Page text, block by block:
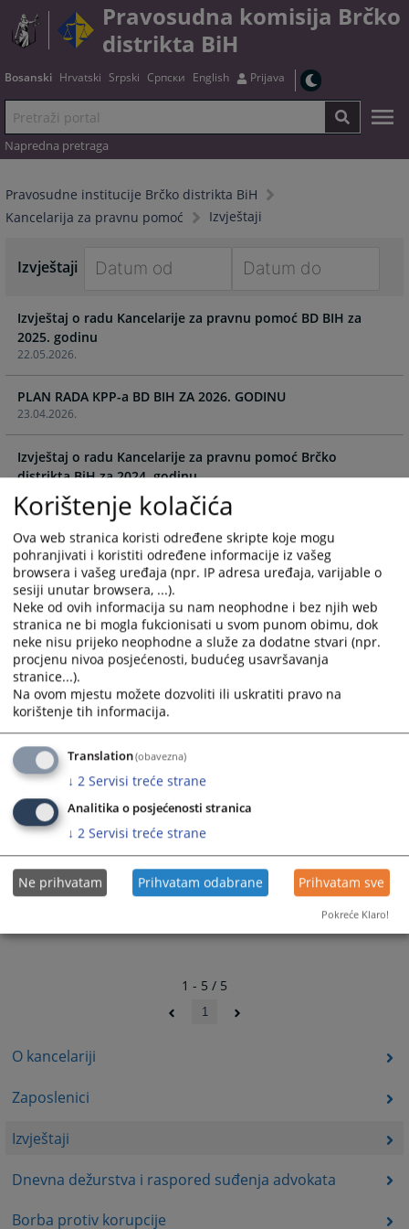
Pravosudna komisija Brčko
distrikta BiH
Bosanski Hrvatski Srpski Српски English Prijava
Napredna pretraga
Pravosudne institucije Brčko distrikta BiH
Kancelarija za pravnu pomoć
Izvještaji
O kancelariji
Zaposlenici
Izvještaji
Dnevna dežurstva i raspored suđenja advokata
Borba protiv korupcije
Izvještaji
forward
to
with
the
and
select
a
date.
Press
the
question
mark
key
to
get
the
shortcuts
for
dates.
forward
with
the
and
select
a
the
question
mark
key
to
get
the
shortcuts
22.05.2026.
Izvještaj o radu Kancelarije za pravnu pomoć BD BIH za
2025. godinu
23.04.2026.
PLAN RADA KPP-a BD BIH ZA 2026. GODINU
18.06.2025.
Izvještaj o radu Kancelarije za pravnu pomoć Brčko
distrikta BiH za 2024. godinu
02.07.2024.
Izvještaj o radu Kancelarije za pravnu pomoć Brčko
distrikta BiH za 2023. godinu
14.07.2023.
Izvještaj o radu Kancelarije za pravnu pomoć Brčko
distrikta BiH za 2022. godinu
1 - 5 / 5
1
Korištenje kolačića
Ova web stranica koristi određene skripte koje mogu
pohranjivati i koristiti određene informacije iz vašeg
browsera i vašeg uređaja (npr. IP adresa uređaja, varijable o
sesiji unutar browsera, ...).
Neke od ovih informacija su nam neophodne i bez njih web
stranica ne bi mogla fukcionisati u svom punom obimu, dok
neke nisu prijeko neophodne a služe za dodatne stvari (npr.
procjenu nivoa posjećenosti, budućeg usavršavanja
stranice...).
Na ovom mjestu možete dozvoliti ili uskratiti pravo na
korištenje tih informacija.
Translation(obavezna)
↓ 2 Servisi treće strane
Analitika o posjećenosti stranica
↓ 2 Servisi treće strane
Ne prihvatam Prihvatam odabrane Prihvatam sve
Pokreće Klaro!